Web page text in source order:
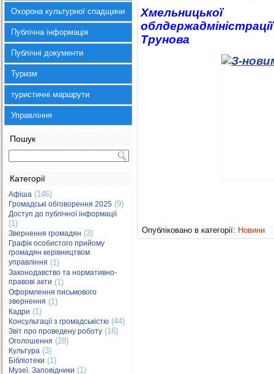
Охорона культурної спадщини
Публічна інформація
Публічні документи
Туризм
туристичні маршрути
Управління
Пошук
Категорії
Афіша (146)
Громадські обговорення 2025 (9)
Доступ до публічної інформації
(1)
Звернення громадян (3)
Графік особистого прийому
громадян керівництвом
управління (1)
Законодавство та нормативно-
правові акти (1)
Оформлення письмового
звернення (1)
Кадри (1)
Консультації з громадськістю (44)
Звіт про проведену роботу (16)
Оголошення (28)
Культура (3)
Бібліотеки (1)
Музеї. Заповідники (1)
Хмельницької
Трунова
Опубліковано в категорії: Новини